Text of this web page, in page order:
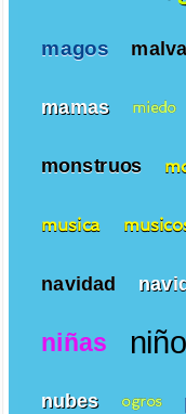
magos
mamas miedo
monstruos
musica
navidad
niñas
nubes ogros